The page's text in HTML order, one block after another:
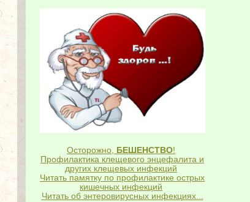
Осторожно, БЕШЕНСТВО!
Профилактика клещевого энцефалита и
других клещевых инфекций
Читать памятку по профилактике острых
кишечных инфекций
Читать об энтеровирусных инфекциях...